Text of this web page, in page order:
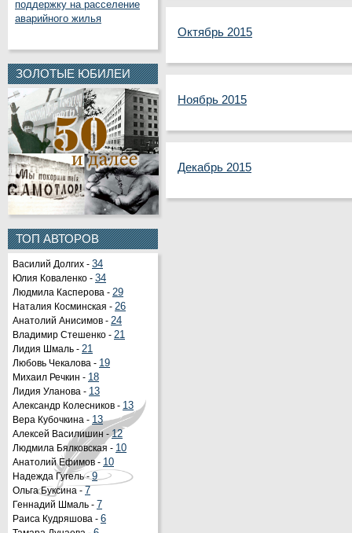
поддержку на расселение
аварийного жилья
ЗОЛОТЫЕ ЮБИЛЕИ
ТОП АВТОРОВ
Василий Долгих - 34
Юлия Коваленко - 34
Людмила Касперова - 29
Наталия Косминская - 26
Анатолий Анисимов - 24
Владимир Стешенко - 21
Лидия Шмаль - 21
Любовь Чекалова - 19
Михаил Речкин - 18
Лидия Уланова - 13
Александр Колесников - 13
Вера Кубочкина - 13
Алексей Василишин -12
Людмила Бялковская - 10
Анатолий Ефимов - 10
Надежда Гугель -9
Ольга Буксина - 7
Геннадий Шмаль - 7
Раиса Кудряшова - 6
Октябрь 2015
Ноябрь 2015
Декабрь 2015